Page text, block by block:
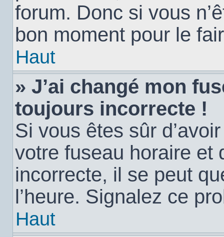
forum. Donc si vous
bon moment pour le
Haut
» J’ai changé mon
toujours incorrecte !
Si vous êtes sûr
votre fuseau horaire et
incorrecte, il se peut
l’heure. Signalez ce
Haut